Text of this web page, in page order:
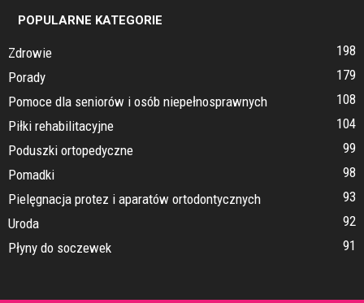
POPULARNE KATEGORIE
Zdrowie
198
Porady
179
Pomoce dla seniorów i osób niepełnosprawnych
108
Piłki rehabilitacyjne
104
Poduszki ortopedyczne
99
Pomadki
98
Pielęgnacja protez i aparatów ortodontycznych
93
Uroda
92
Płyny do soczewek
91